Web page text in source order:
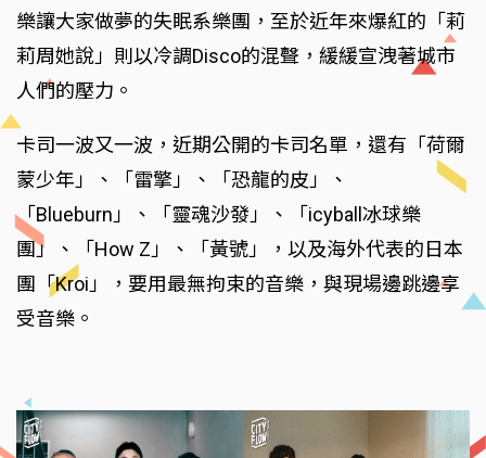
樂讓大家做夢的失眠系樂團，至於近年來爆紅的「莉
莉周她說」則以冷調Disco的混聲，緩緩宣洩著城市
人們的壓力。
卡司一波又一波，近期公開的卡司名單，還有「荷爾
蒙少年」、「雷擎」、「恐龍的皮」、
「Blueburn」、「靈魂沙發」、「icyball冰球樂
團」、「How Z」、「黃號」，以及海外代表的日本
團「Kroi」，要用最無拘束的音樂，與現場邊跳邊享
受音樂。